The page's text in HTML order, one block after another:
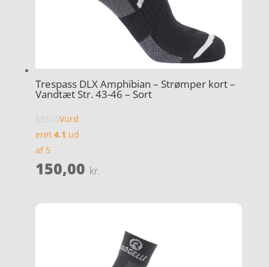
Trespass DLX Amphibian – Strømper kort –
Vandtæt Str. 43-46 – Sort
Vurd
eret 4.1 ud
af 5
150,00 kr.